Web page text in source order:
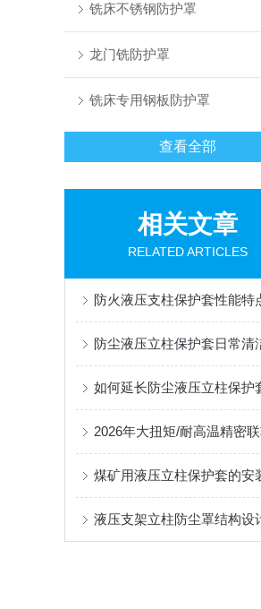
铣床不锈钢防护罩
龙门铣防护罩
铣床专用钢板防护罩
查看全部
相关文章
RELATED ARTICLES